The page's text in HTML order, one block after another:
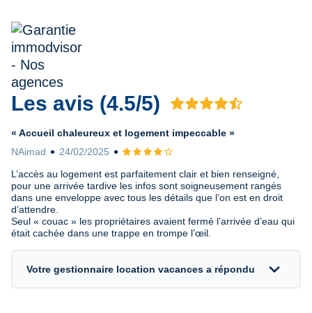
Les avis (4.5/5) Avis 4.5 sur 5
« Accueil chaleureux et logement impeccable »
NAimad
24/02/2025
Avis 4 sur 5
L’accès au logement est parfaitement clair et bien renseigné,
pour une arrivée tardive les infos sont soigneusement rangés
dans une enveloppe avec tous les détails que l’on est en droit
d’attendre.
Seul « couac » les propriétaires avaient fermé l’arrivée d’eau qui
était cachée dans une trappe en trompe l’œil.
Votre gestionnaire location vacances a répondu expand_more